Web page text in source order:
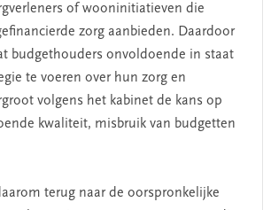
of wooninitiatieven die
zorg aanbieden. Daardoor
budgethouders onvoldoende in staat
te voeren over hun zorg en
volgens het kabinet de kans op
kwaliteit, misbruik van budgetten
terug naar de oorspronkelijke